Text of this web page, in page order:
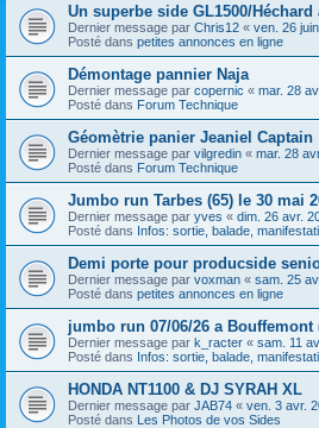
Un superbe side GL1500/Héchard
Dernier message par Chris12 « ven. 26
Posté dans petites annonces en ligne
Démontage pannier Naja
Dernier message par copernic « mar. 28
Posté dans Forum Technique
Géomètrie panier Jeaniel Captain
Dernier message par vilgredin « mar. 28
Posté dans Forum Technique
Jumbo run Tarbes (65) le 30 mai
Dernier message par yves « dim. 26 avr.
Posté dans Infos: sortie, balade,
Demi porte pour producside
Dernier message par voxman « sam. 25
Posté dans petites annonces en ligne
jumbo run 07/06/26 a Bouffemont
Dernier message par k_racter « sam. 11
Posté dans Infos: sortie, balade,
HONDA NT1100 & DJ SYRAH XL
Dernier message par JAB74 « ven. 3 avr.
Posté dans Les Photos de vos Sides